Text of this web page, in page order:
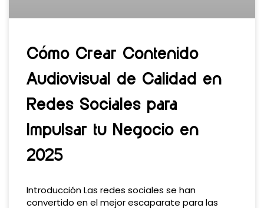
Cómo Crear Contenido
Audiovisual de Calidad en
Redes Sociales para
Impulsar tu Negocio en
2025
Introducción Las redes sociales se han
convertido en el mejor escaparate para las